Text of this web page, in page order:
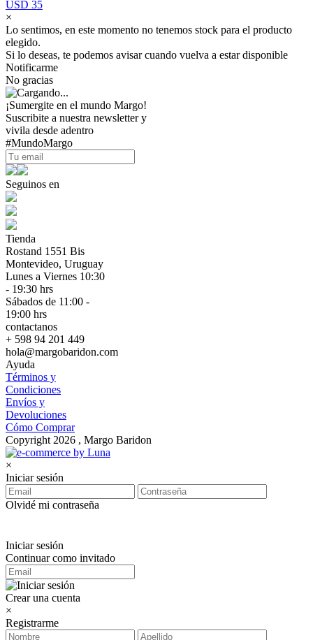
USD 35
×
Lo sentimos, en este momento no tenemos stock para el producto
elegido.
Si lo deseas, te podemos avisar cuando vuelva a estar disponible
Notificarme
No gracias
¡Sumergite en el mundo Margo!
Suscribite a nuestra newsletter y
vivila desde adentro
#MundoMargo
Seguinos en
Tienda
Rostand 1551 Bis
Montevideo, Uruguay
Lunes a Viernes 10:30
- 19:30 hrs
Sábados de 11:00 -
19:00 hrs
contactanos
+ 598 94 201 449
hola@margobaridon.com
Ayuda
Términos y
Condiciones
Envíos y
Devoluciones
Cómo Comprar
Copyright 2026 , Margo Baridon
×
Iniciar sesión
Olvidé mi contraseña
Iniciar sesión
Continuar como invitado
Crear una cuenta
×
Registrarme